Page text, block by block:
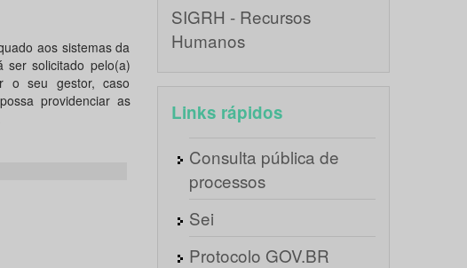
aos sistemas da
ser solicitado pelo(a)
o seu gestor, caso
providenciar as
SIGRH - Recursos
Humanos
Links rápidos
Consulta pública de
processos
Sei
Protocolo GOV.BR